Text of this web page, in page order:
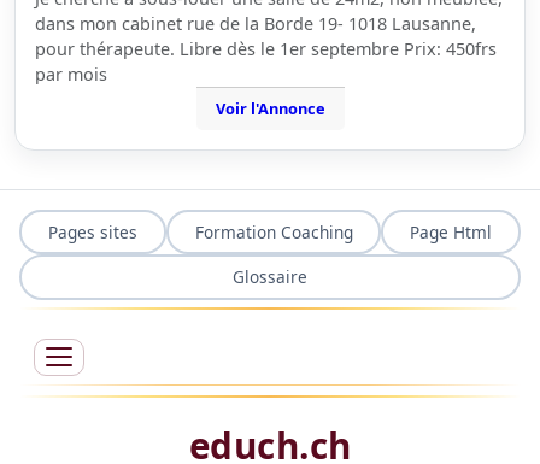
dans mon cabinet rue de la Borde 19- 1018 Lausanne,
pour thérapeute. Libre dès le 1er septembre Prix: 450frs
par mois
Voir l'Annonce
Pages sites Formation Coaching
Page Html
Glossaire
educh.ch